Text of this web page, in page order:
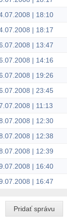
| 18:10
| 18:17
| 13:47
| 14:16
| 19:26
| 23:45
| 11:13
| 12:30
| 12:38
| 12:39
| 16:40
| 16:47
Pridať správu